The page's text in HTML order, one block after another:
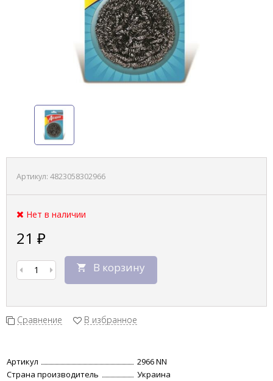
Артикул: 4823058302966
Нет в наличии
21 ₽
В корзину
Сравнение В избранное
Артикул
2966 NN
Страна производитель
Украина